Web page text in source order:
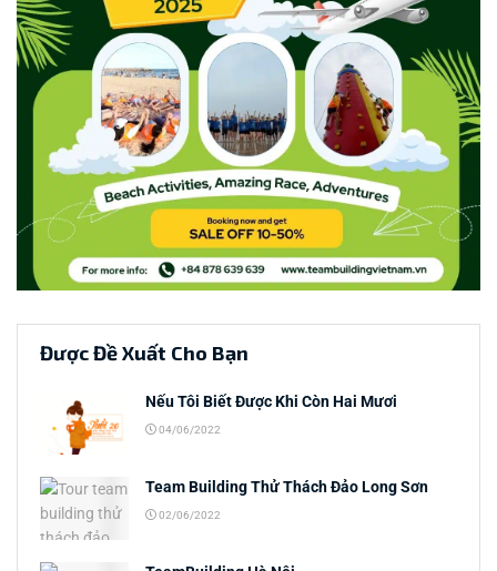
Được Đề Xuất Cho Bạn
Nếu Tôi Biết Được Khi Còn Hai Mươi
04/06/2022
Team Building Thử Thách Đảo Long Sơn
02/06/2022